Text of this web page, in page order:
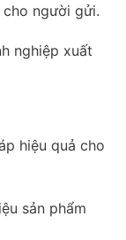
người gửi.
nghiệp xuất
hiệu quả cho
sản phẩm